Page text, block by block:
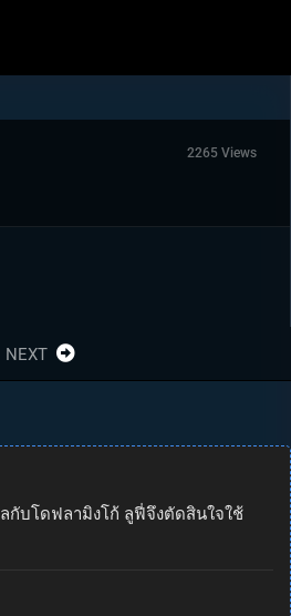
2265 Views
NEXT
ลกับโดฟลามิงโก้ ลูฟี่จึงตัดสินใจใช้